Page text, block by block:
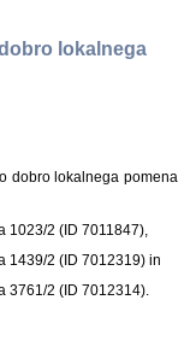
lokalnega
dobro lokalnega pomena
1023/2 (ID 7011847),
1439/2 (ID 7012319) in
3761/2 (ID 7012314).